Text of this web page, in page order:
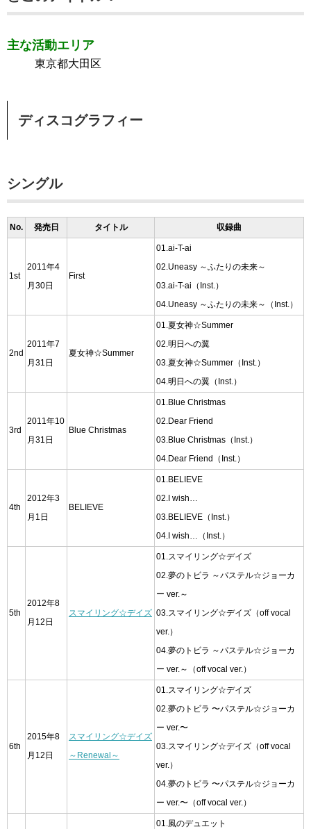
主な活動エリア
東京都大田区
ディスコグラフィー
シングル
No. 発売日 タイトル 収録曲
1st
2011年4
月30日
First
01.ai-T-ai
02.Uneasy ～ふたりの未来～
03.ai-T-ai（Inst.）
04.Uneasy ～ふたりの未来～（Inst.）
2nd
2011年7
月31日
夏女神☆Summer
01.夏女神☆Summer
02.明日への翼
03.夏女神☆Summer（Inst.）
04.明日への翼（Inst.）
3rd
2011年10
月31日
Blue Christmas
01.Blue Christmas
02.Dear Friend
03.Blue Christmas（Inst.）
04.Dear Friend（Inst.）
4th
2012年3
月1日
BELIEVE
01.BELIEVE
02.I wish…
03.BELIEVE（Inst.）
04.I wish…（Inst.）
5th
2012年8
月12日
スマイリング☆デイズ
01.スマイリング☆デイズ
02.夢のトビラ ～パステル☆ジョーカ
ー ver.～
03.スマイリング☆デイズ（off vocal
ver.）
04.夢のトビラ ～パステル☆ジョーカ
ー ver.～（off vocal ver.）
6th
2015年8
月12日
スマイリング☆デイズ
～Renewal～
01.スマイリング☆デイズ
02.夢のトビラ 〜パステル☆ジョーカ
ー ver.〜
03.スマイリング☆デイズ（off vocal
ver.）
04.夢のトビラ 〜パステル☆ジョーカ
ー ver.〜（off vocal ver.）
01.風のデュエット